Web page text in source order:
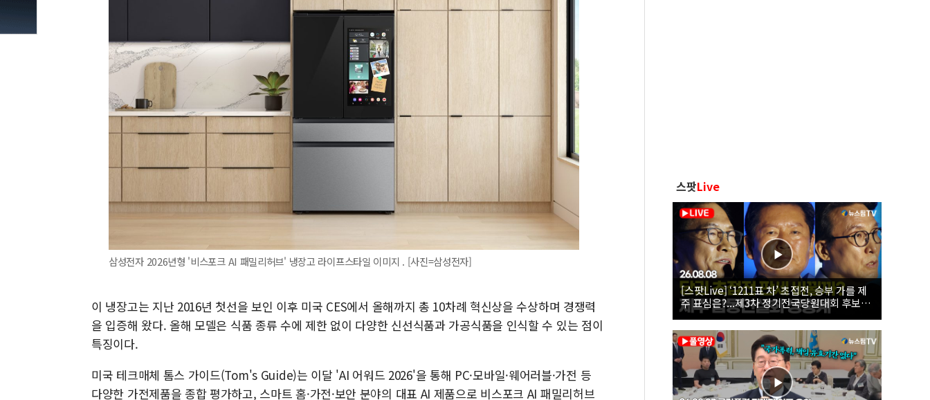
삼성전자 2026년형 '비스포크 AI 패밀리허브' 냉장고 라이프스타일 이미지 . [사진=삼성전자]
이 냉장고는 지난 2016년 첫선을 보인 이후 미국 CES에서 올해까지 총 10차례 혁신상을 수상하며 경쟁력
을 입증해 왔다. 올해 모델은 식품 종류 수에 제한 없이 다양한 신선식품과 가공식품을 인식할 수 있는 점이
특징이다.
미국 테크매체 톰스 가이드(Tom's Guide)는 이달 'AI 어워드 2026'을 통해 PC·모바일·웨어러블·가전 등
다양한 가전제품을 종합 평가하고, 스마트 홈·가전·보안 분야의 대표 AI 제품으로 비스포크 AI 패밀리허브
스팟Live
[스팟Live] ‘1211표 차’ 초접전, 승부 가를 제
주 표심은?...제3차 정기전국당원대회 후보자
제주 합동연설회 생중계 | 26.08.08